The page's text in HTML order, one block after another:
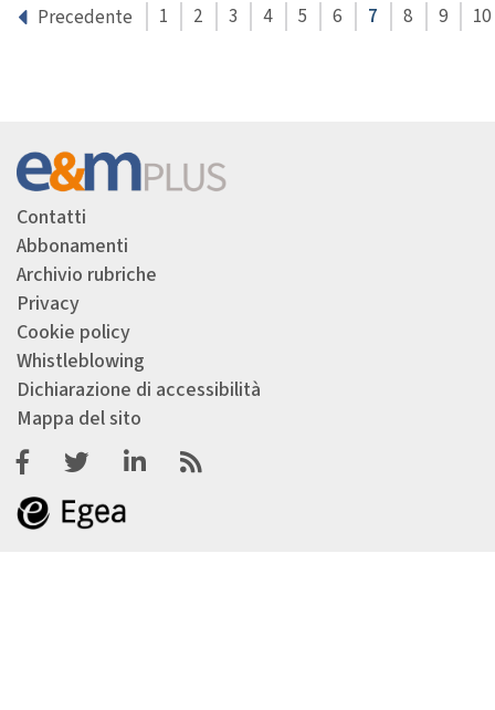
Precedente 1 2 3 4 5 6 7 8 9 10
Contatti
Abbonamenti
Archivio rubriche
Privacy
Cookie policy
Whistleblowing
Dichiarazione di accessibilità
Mappa del sito
FacebookTwitterLinkedinFeeds